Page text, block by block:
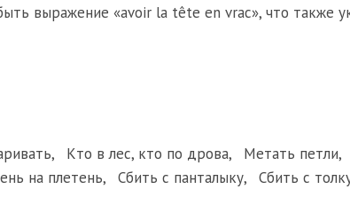
выражение «avoir la tête en vrac», что также
, Кто в лес, кто по дрова, Метать петли,
на плетень, Сбить с панталыку, Сбить с